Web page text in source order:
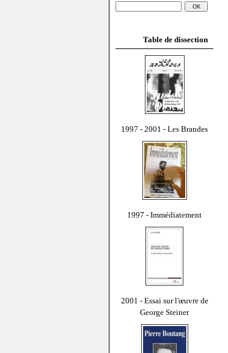
Table de dissection
1997 - 2001 - Les Brandes
1997 - Immédiatement
2001 - Essai sur l'œuvre de
George Steiner